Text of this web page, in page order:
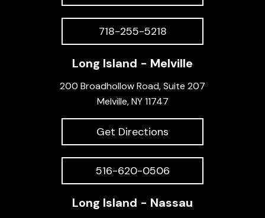
718-255-5218
Long Island - Melville
200 Broadhollow Road, Suite 207
Melville, NY 11747
Get Directions
516-620-0506
Long Island - Nassau